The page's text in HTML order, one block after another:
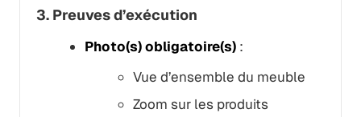
3. Preuves d’exécution
Photo(s) obligatoire(s):
Vue d’ensemble du meuble
Zoom sur les produits